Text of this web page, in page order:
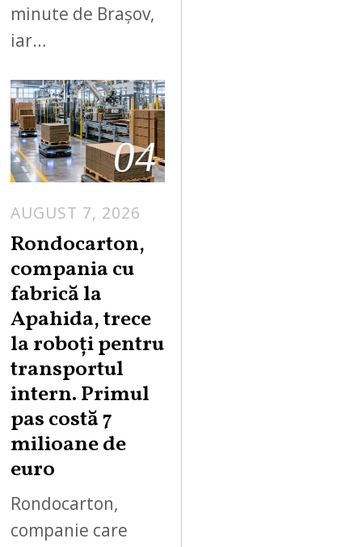
minute de Brașov,
iar…
04
AUGUST 7, 2026
G
T
7
2
Rondocarton,
compania cu
fabrică la
Apahida, trece
la roboți pentru
transportul
intern. Primul
pas costă 7
milioane de
euro
Rondocarton,
companie care